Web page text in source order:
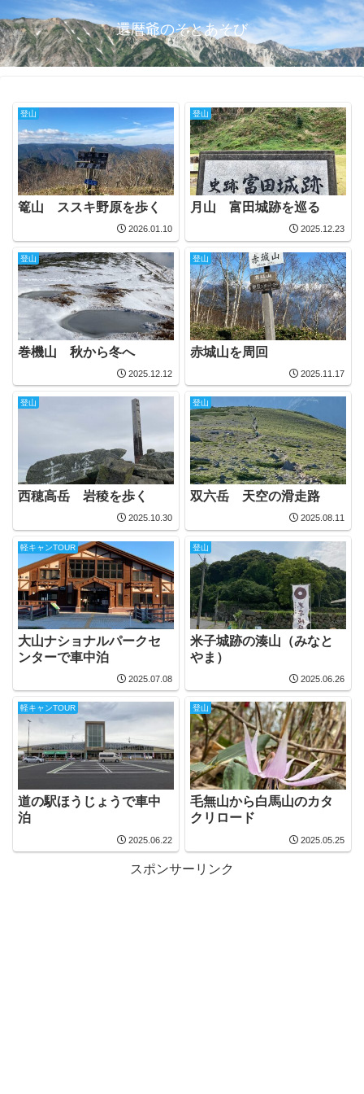
還暦爺のそとあそび
登山
篭山 ススキ野原を歩く
2026.01.10
登山
月山 富田城跡を巡る
2025.12.23
登山
巻機山 秋から冬へ
2025.12.12
登山
赤城山を周回
2025.11.17
登山
西穂高岳 岩稜を歩く
2025.10.30
登山
双六岳 天空の滑走路
2025.08.11
軽キャンTOUR
大山ナショナルパークセ
ンターで車中泊
2025.07.08
登山
米子城跡の湊山（みなと
やま）
2025.06.26
軽キャンTOUR
道の駅ほうじょうで車中
泊
2025.06.22
登山
毛無山から白馬山のカタ
クリロード
2025.05.25
スポンサーリンク